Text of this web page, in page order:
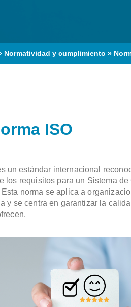
Normatividad y cumplimiento »
ISO
un estándar internacional
los requisitos para un Sistema de
norma se aplica a
y se centra en garantizar la